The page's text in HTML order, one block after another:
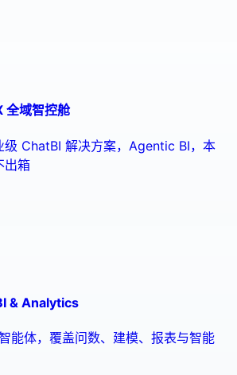
全域智控舱
级 ChatBI 解决方案，Agentic BI，本
出箱
& Analytics
能体，覆盖问数、建模、报表与智能